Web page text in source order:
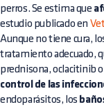
perros. Se estima que
estudio publicado en
Aunque no tiene cura,
tratamiento adecuado,
prednisona, oclacitinib o
control de las
endoparásitos, los